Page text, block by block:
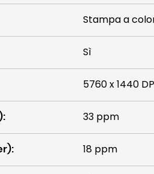
Stampa a
Sì
5760 x 1440
: 33 ppm
: 18 ppm